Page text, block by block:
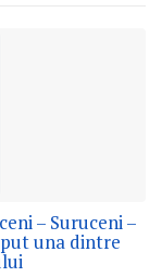
– Suruceni –
una dintre